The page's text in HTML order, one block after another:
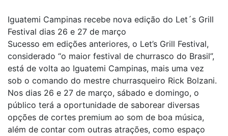
Iguatemi Campinas recebe nova edição do Let´s Grill
Festival dias 26 e 27 de março
Sucesso em edições anteriores, o Let’s Grill Festival,
considerado “o maior festival de churrasco do Brasil”,
está de volta ao Iguatemi Campinas, mais uma vez
sob o comando do mestre churrasqueiro Rick Bolzani.
Nos dias 26 e 27 de março, sábado e domingo, o
público terá a oportunidade de saborear diversas
opções de cortes premium ao som de boa música,
além de contar com outras atrações, como espaço